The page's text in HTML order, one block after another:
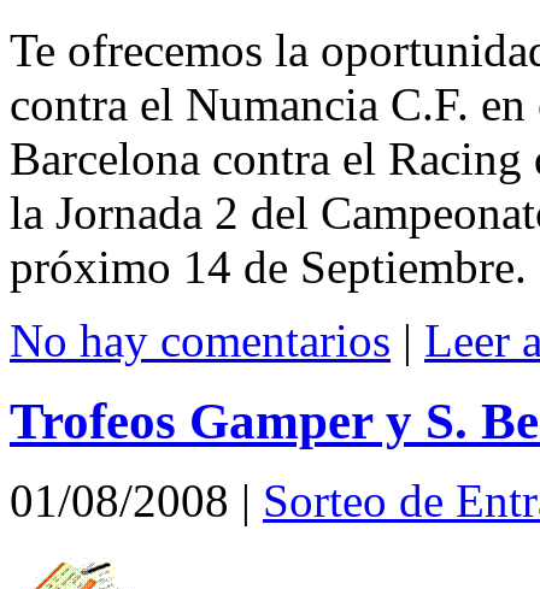
Te ofrecemos la
contra el Numancia C.F.
Barcelona contra el Racing
la Jornada 2 del
próximo 14 de Septiembre.
No hay comentarios | Leer
Trofeos Gamper y S.
01/08/2008 | Sorteo de